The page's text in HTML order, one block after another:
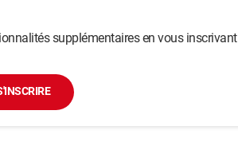
supplémentaires en vous inscrivant